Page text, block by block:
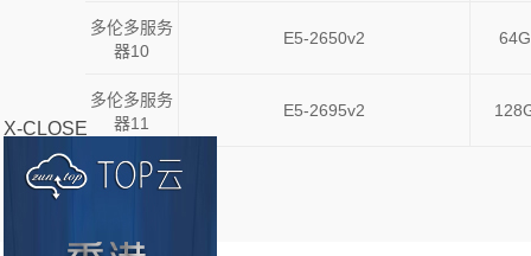
X-CLOSE
多伦多服务
器10
E5-2650v2
多伦多服务
器11
E5-2695v2